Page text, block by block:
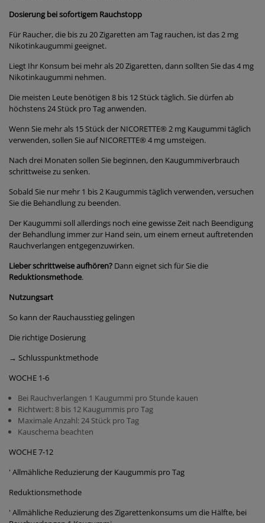
Dosierung bei sofortigem Rauchstopp
Für Raucher, die bis zu 20 Zigaretten am Tag rauchen, ist das 2 mg
Nikotinkaugummi geeignet.
Liegt Ihr Konsum bei mehr als 20 Zigaretten, dann sollten Sie das 4 mg
Nikotinkaugummi nehmen.
Die meisten Leute benötigen 8 bis 12 Stück täglich. Sie dürfen ab
höchstens 24 Stück pro Tag anwenden.
Wenn Sie mehr als 15 Stück der NICORETTE® 2 mg Kaugummi täglich
verwenden, sollen Sie auf NICORETTE® 4 mg umsteigen.
Nach drei Monaten sollen Sie beginnen, den Kaugummiverbrauch
schrittweise zu senken.
Sobald Sie nur mehr 1 bis 2 Kaugummis täglich verwenden, versuchen
Sie die Behandlung zu beenden.
Der Kaugummi soll allerdings noch eine gewisse Zeit nach Beendigung
der Behandlung immer zur Hand sein, um einem erneut auftretenden
Rauchverlangen entgegenzuwirken.
Lieber schrittweise aufhören? Dann eignet sich für Sie die
Reduktionsmethode.
Nutzungsart
So kann der Rauchausstieg gelingen
Die richtige Dosierung
→ Schlusspunktmethode
WOCHE 1-6
Bei Rauchverlangen 1 Kaugummi pro Stunde kauen
Richtwert: 8 bis 12 Kaugummis pro Tag
Maximale Anzahl: 24 Stück pro Tag
Kauschema beachten
WOCHE 7-12
' Allmähliche Reduzierung der Kaugummis pro Tag
Reduktionsmethode
' Allmähliche Reduzierung des Zigarettenkonsums um die Hälfte, bei